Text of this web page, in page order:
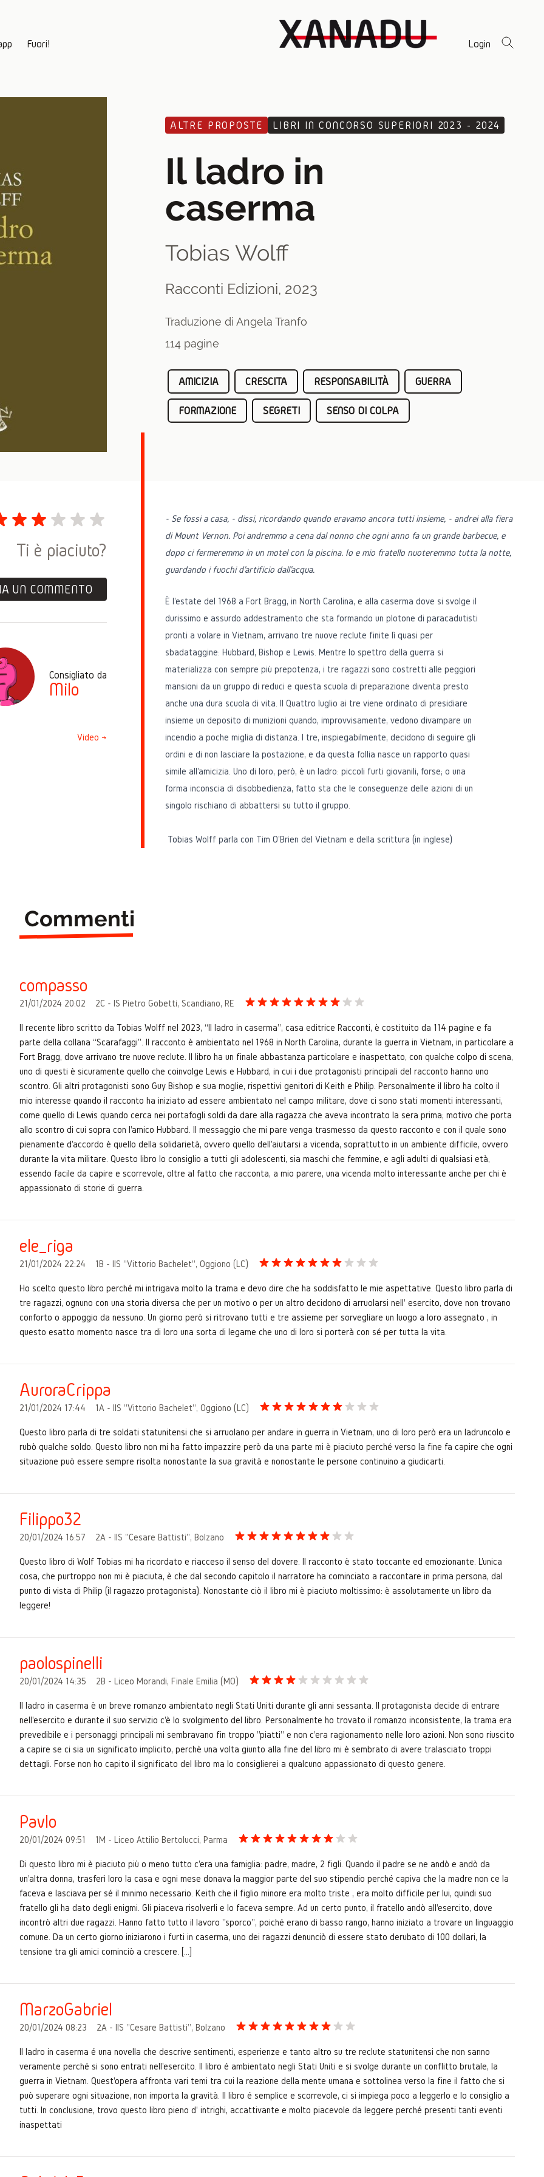
Fuori! Login
ALTRE PROPOSTE LIBRI IN CONCORSO SUPERIORI 2023 - 2024
Il ladro in
caserma
Tobias Wolff
Racconti Edizioni, 2023
Traduzione di Angela Tranfo
114 pagine
AMICIZIA CRESCITA RESPONSABILITÀ GUERRA
FORMAZIONE SEGRETI SENSO DI COLPA
Ti è piaciuto?
UN COMMENTO
Consigliato da
Milo
Video →
- Se fossi a casa, - dissi, ricordando quando eravamo ancora tutti insieme, - andrei alla fiera
di Mount Vernon. Poi andremmo a cena dal nonno che ogni anno fa un grande barbecue, e
dopo ci fermeremmo in un motel con la piscina. Io e mio fratello nuoteremmo tutta la notte,
guardando i fuochi d'artificio dall'acqua.
È l'estate del 1968 a Fort Bragg, in North Carolina, e alla caserma dove si svolge il
durissimo e assurdo addestramento che sta formando un plotone di paracadutisti
pronti a volare in Vietnam, arrivano tre nuove reclute finite lì quasi per
sbadataggine: Hubbard, Bishop e Lewis. Mentre lo spettro della guerra si
materializza con sempre più prepotenza, i tre ragazzi sono costretti alle peggiori
mansioni da un gruppo di reduci e questa scuola di preparazione diventa presto
anche una dura scuola di vita. Il Quattro luglio ai tre viene ordinato di presidiare
insieme un deposito di munizioni quando, improvvisamente, vedono divampare un
incendio a poche miglia di distanza. I tre, inspiegabilmente, decidono di seguire gli
ordini e di non lasciare la postazione, e da questa follia nasce un rapporto quasi
simile all'amicizia. Uno di loro, però, è un ladro: piccoli furti giovanili, forse; o una
forma inconscia di disobbedienza, fatto sta che le conseguenze delle azioni di un
singolo rischiano di abbattersi su tutto il gruppo.
Tobias Wolff parla con Tim O'Brien del Vietnam e della scrittura (in inglese)
Commenti
compasso
21/01/2024 20:02 2C - IS Pietro Gobetti, Scandiano, RE
Il recente libro scritto da Tobias Wolff nel 2023, “Il ladro in caserma”, casa editrice Racconti, è costituito da 114 pagine e fa
parte della collana “Scarafaggi”. Il racconto è ambientato nel 1968 in North Carolina, durante la guerra in Vietnam, in particolare a
Fort Bragg, dove arrivano tre nuove reclute. Il libro ha un finale abbastanza particolare e inaspettato, con qualche colpo di scena,
uno di questi è sicuramente quello che coinvolge Lewis e Hubbard, in cui i due protagonisti principali del racconto hanno uno
scontro. Gli altri protagonisti sono Guy Bishop e sua moglie, rispettivi genitori di Keith e Philip. Personalmente il libro ha colto il
mio interesse quando il racconto ha iniziato ad essere ambientato nel campo militare, dove ci sono stati momenti interessanti,
come quello di Lewis quando cerca nei portafogli soldi da dare alla ragazza che aveva incontrato la sera prima; motivo che porta
allo scontro di cui sopra con l'amico Hubbard. Il messaggio che mi pare venga trasmesso da questo racconto e con il quale sono
pienamente d'accordo è quello della solidarietà, ovvero quello dell'aiutarsi a vicenda, soprattutto in un ambiente difficile, ovvero
durante la vita militare. Questo libro lo consiglio a tutti gli adolescenti, sia maschi che femmine, e agli adulti di qualsiasi età,
essendo facile da capire e scorrevole, oltre al fatto che racconta, a mio parere, una vicenda molto interessante anche per chi è
appassionato di storie di guerra.
ele_riga
21/01/2024 22:24 1B - IIS "Vittorio Bachelet", Oggiono (LC)
Ho scelto questo libro perché mi intrigava molto la trama e devo dire che ha soddisfatto le mie aspettative. Questo libro parla di
tre ragazzi, ognuno con una storia diversa che per un motivo o per un altro decidono di arruolarsi nell' esercito, dove non trovano
conforto o appoggio da nessuno. Un giorno però si ritrovano tutti e tre assieme per sorvegliare un luogo a loro assegnato , in
questo esatto momento nasce tra di loro una sorta di legame che uno di loro si porterà con sé per tutta la vita.
AuroraCrippa
21/01/2024 17:44 1A - IIS "Vittorio Bachelet", Oggiono (LC)
Questo libro parla di tre soldati statunitensi che si arruolano per andare in guerra in Vietnam, uno di loro però era un ladruncolo e
rubò qualche soldo. Questo libro non mi ha fatto impazzire però da una parte mi è piaciuto perché verso la fine fa capire che ogni
situazione può essere sempre risolta nonostante la sua gravità e nonostante le persone continuino a giudicarti.
Filippo32
20/01/2024 16:57 2A - IIS "Cesare Battisti", Bolzano
Questo libro di Wolf Tobias mi ha ricordato e riacceso il senso del dovere. Il racconto è stato toccante ed emozionante. L'unica
cosa, che purtroppo non mi è piaciuta, è che dal secondo capitolo il narratore ha cominciato a raccontare in prima persona, dal
punto di vista di Philip (il ragazzo protagonista). Nonostante ciò il libro mi è piaciuto moltissimo: è assolutamente un libro da
leggere!
paolospinelli
20/01/2024 14:35 2B - Liceo Morandi, Finale Emilia (MO)
Il ladro in caserma è un breve romanzo ambientato negli Stati Uniti durante gli anni sessanta. Il protagonista decide di entrare
nell'esercito e durante il suo servizio c'è lo svolgimento del libro. Personalmente ho trovato il romanzo inconsistente, la trama era
prevedibile e i personaggi principali mi sembravano fin troppo "piatti" e non c'era ragionamento nelle loro azioni. Non sono riuscito
a capire se ci sia un significato implicito, perchè una volta giunto alla fine del libro mi è sembrato di avere tralasciato troppi
dettagli. Forse non ho capito il significato del libro ma lo consiglierei a qualcuno appassionato di questo genere.
Pavlo
20/01/2024 09:51 1M - Liceo Attilio Bertolucci, Parma
Di questo libro mi è piaciuto più o meno tutto c'era una famiglia: padre, madre, 2 figli. Quando il padre se ne andò e andò da
un'altra donna, trasferì loro la casa e ogni mese donava la maggior parte del suo stipendio perché capiva che la madre non ce la
faceva e lasciava per sé il minimo necessario. Keith che il figlio minore era molto triste , era molto difficile per lui, quindi suo
fratello gli ha dato degli enigmi. Gli piaceva risolverli e lo faceva sempre. Ad un certo punto, il fratello andò all'esercito, dove
incontrò altri due ragazzi. Hanno fatto tutto il lavoro "sporco", poiché erano di basso rango, hanno iniziato a trovare un linguaggio
comune. Da un certo giorno iniziarono i furti in caserma, uno dei ragazzi denunciò di essere stato derubato di 100 dollari, la
tensione tra gli amici cominciò a crescere. [...]
MarzoGabriel
20/01/2024 08:23 2A - IIS "Cesare Battisti", Bolzano
Il ladro in caserma é una novella che descrive sentimenti, esperienze e tanto altro su tre reclute statunitensi che non sanno
veramente perché si sono entrati nell'esercito. Il libro é ambientato negli Stati Uniti e si svolge durante un conflitto brutale, la
guerra in Vietnam. Quest'opera affronta vari temi tra cui la reazione della mente umana e sottolinea verso la fine il fatto che si
può superare ogni situazione, non importa la gravità. Il libro é semplice e scorrevole, ci si impiega poco a leggerlo e lo consiglio a
tutti. In conclusione, trovo questo libro pieno d' intrighi, accattivante e molto piacevole da leggere perché presenti tanti eventi
inaspettati